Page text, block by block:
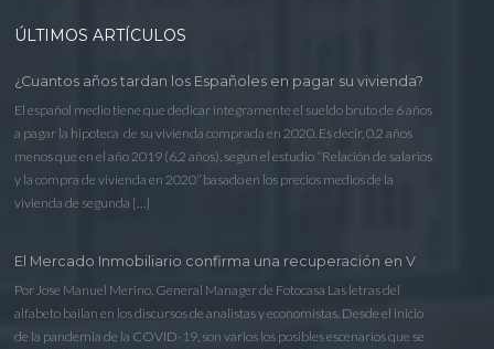
ÚLTIMOS ARTÍCULOS
¿Cuantos años tardan los Españoles en pagar su vivienda?
El español medio tiene que dedicar íntegramente el sueldo bruto de 6 años
a pagar la hipoteca de su vivienda comprada en 2020. Es decir, 0,2 años
menos que en el año 2019 (6,2 años), según el estudio “Relación de salarios
y la compra de vivienda en 2020” basado en los precios medios de la
vivienda de segunda […]
El Mercado Inmobiliario confirma una recuperación en V
Por Jose Manuel Merino, General Manager de Fotocasa Las letras del
alfabeto bailan en los discursos de analistas y economistas. Desde el inicio
de la pandemia de la COVID-19, son varios los posibles escenarios que se